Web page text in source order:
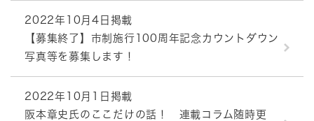
2022年10月4日掲載
【募集終了】市制施行100周年記念カウントダウン
写真等を募集します！
2022年10月1日掲載
阪本章史氏のここだけの話！ 連載コラム随時更